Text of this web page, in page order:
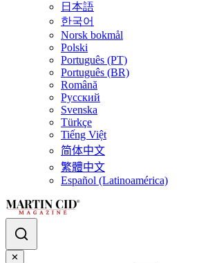
日本語
한국어
Norsk bokmål
Polski
Português (PT)
Português (BR)
Română
Русский
Svenska
Türkçe
Tiếng Việt
简体中文
繁體中文
Español (Latinoamérica)
✕